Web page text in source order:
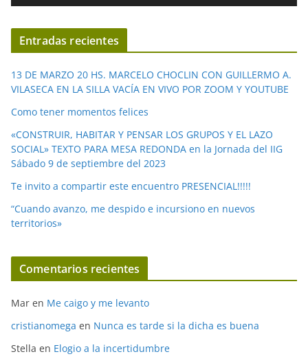
í
d
o
Entradas recientes
13 DE MARZO 20 HS. MARCELO CHOCLIN CON GUILLERMO A.
VILASECA EN LA SILLA VACÍA EN VIVO POR ZOOM Y YOUTUBE
Como tener momentos felices
«CONSTRUIR, HABITAR Y PENSAR LOS GRUPOS Y EL LAZO
SOCIAL» TEXTO PARA MESA REDONDA en la Jornada del IIG
Sábado 9 de septiembre del 2023
Te invito a compartir este encuentro PRESENCIAL!!!!!
“Cuando avanzo, me despido e incursiono en nuevos
territorios»
Comentarios recientes
Mar en Me caigo y me levanto
cristianomega en Nunca es tarde si la dicha es buena
Stella en Elogio a la incertidumbre